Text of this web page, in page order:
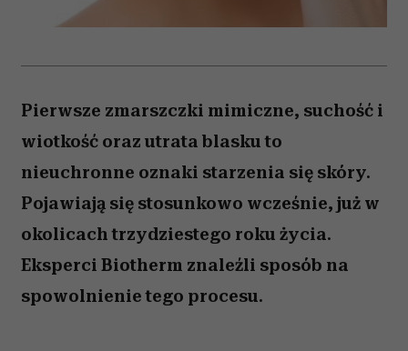
Pierwsze zmarszczki mimiczne, suchość i
wiotkość oraz utrata blasku to
nieuchronne oznaki starzenia się skóry.
Pojawiają się stosunkowo wcześnie, już w
okolicach trzydziestego roku życia.
Eksperci Biotherm znaleźli sposób na
spowolnienie tego procesu.